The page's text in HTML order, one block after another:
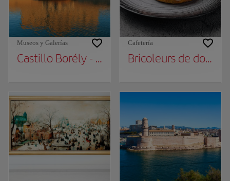
Museos y Galerías
Castillo Borély - Museo de artes
Cafetería
Bricoleurs de